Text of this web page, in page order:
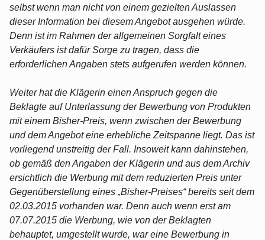
selbst wenn man nicht von einem gezielten Auslassen
dieser Information bei diesem Angebot ausgehen würde.
Denn ist im Rahmen der allgemeinen Sorgfalt eines
Verkäufers ist dafür Sorge zu tragen, dass die
erforderlichen Angaben stets aufgerufen werden können.
Weiter hat die Klägerin einen Anspruch gegen die
Beklagte auf Unterlassung der Bewerbung von Produkten
mit einem Bisher-Preis, wenn zwischen der Bewerbung
und dem Angebot eine erhebliche Zeitspanne liegt. Das ist
vorliegend unstreitig der Fall. Insoweit kann dahinstehen,
ob gemäß den Angaben der Klägerin und aus dem Archiv
ersichtlich die Werbung mit dem reduzierten Preis unter
Gegenüberstellung eines „Bisher-Preises“ bereits seit dem
02.03.2015 vorhanden war. Denn auch wenn erst am
07.07.2015 die Werbung, wie von der Beklagten
behauptet, umgestellt wurde, war eine Bewerbung in